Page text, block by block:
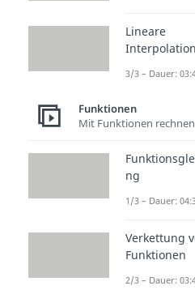
Dauer: 04:22
Parabel
Dauer: 04:37
Dauer: 03:46
Dauer: 04:37
Dauer: 04:31
Lineare
Interpolation
3/3 – Dauer:
Funktionen
Mit Funktionen rechnen
ng
1/3 – Dauer:
Verkettung
Funktionen
2/3 – Dauer: